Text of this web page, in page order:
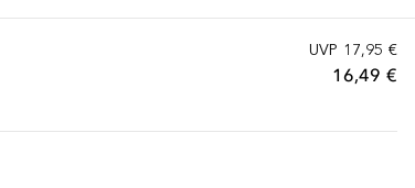
UVP 17,95 €
16,49 €